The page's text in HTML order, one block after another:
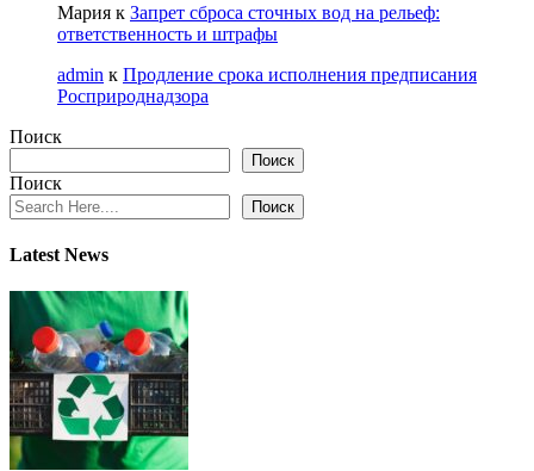
Мария к Запрет сброса сточных вод на рельеф:
ответственность и штрафы
admin к Продление срока исполнения предписания
Росприроднадзора
Поиск
Поиск
Поиск
Поиск
Latest News